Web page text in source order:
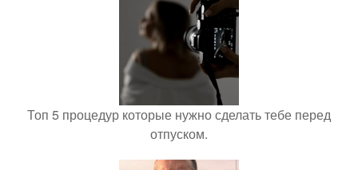
Топ 5 процедур которые нужно сделать тебе перед
отпуском.